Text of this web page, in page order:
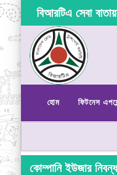
বিআরটিএ সেবা
হোম ফিটনেস
কোম্পানি ইউজার